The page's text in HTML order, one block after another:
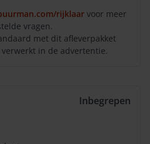
rijklaar voor meer
vragen.
met dit afleverpakket
in de advertentie.
Inbegrepen